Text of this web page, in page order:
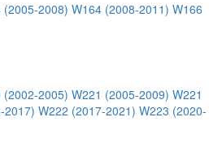
(2005-2008) W164 (2008-2011) W166
(2002-2005) W221 (2005-2009) W221
2017) W222 (2017-2021) W223 (2020-